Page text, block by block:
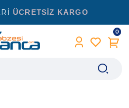
ÜCRETSİZ KARGO
0